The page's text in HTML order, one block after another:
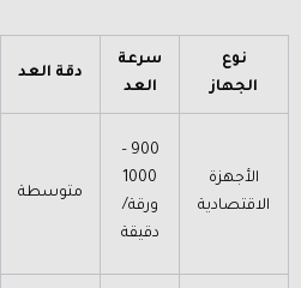
نوع
الجهاز
سرعة
العد
دقة العد
الأجهزة
الاقتصادية
900 –
1000
ورقة/
دقيقة
متوسطة